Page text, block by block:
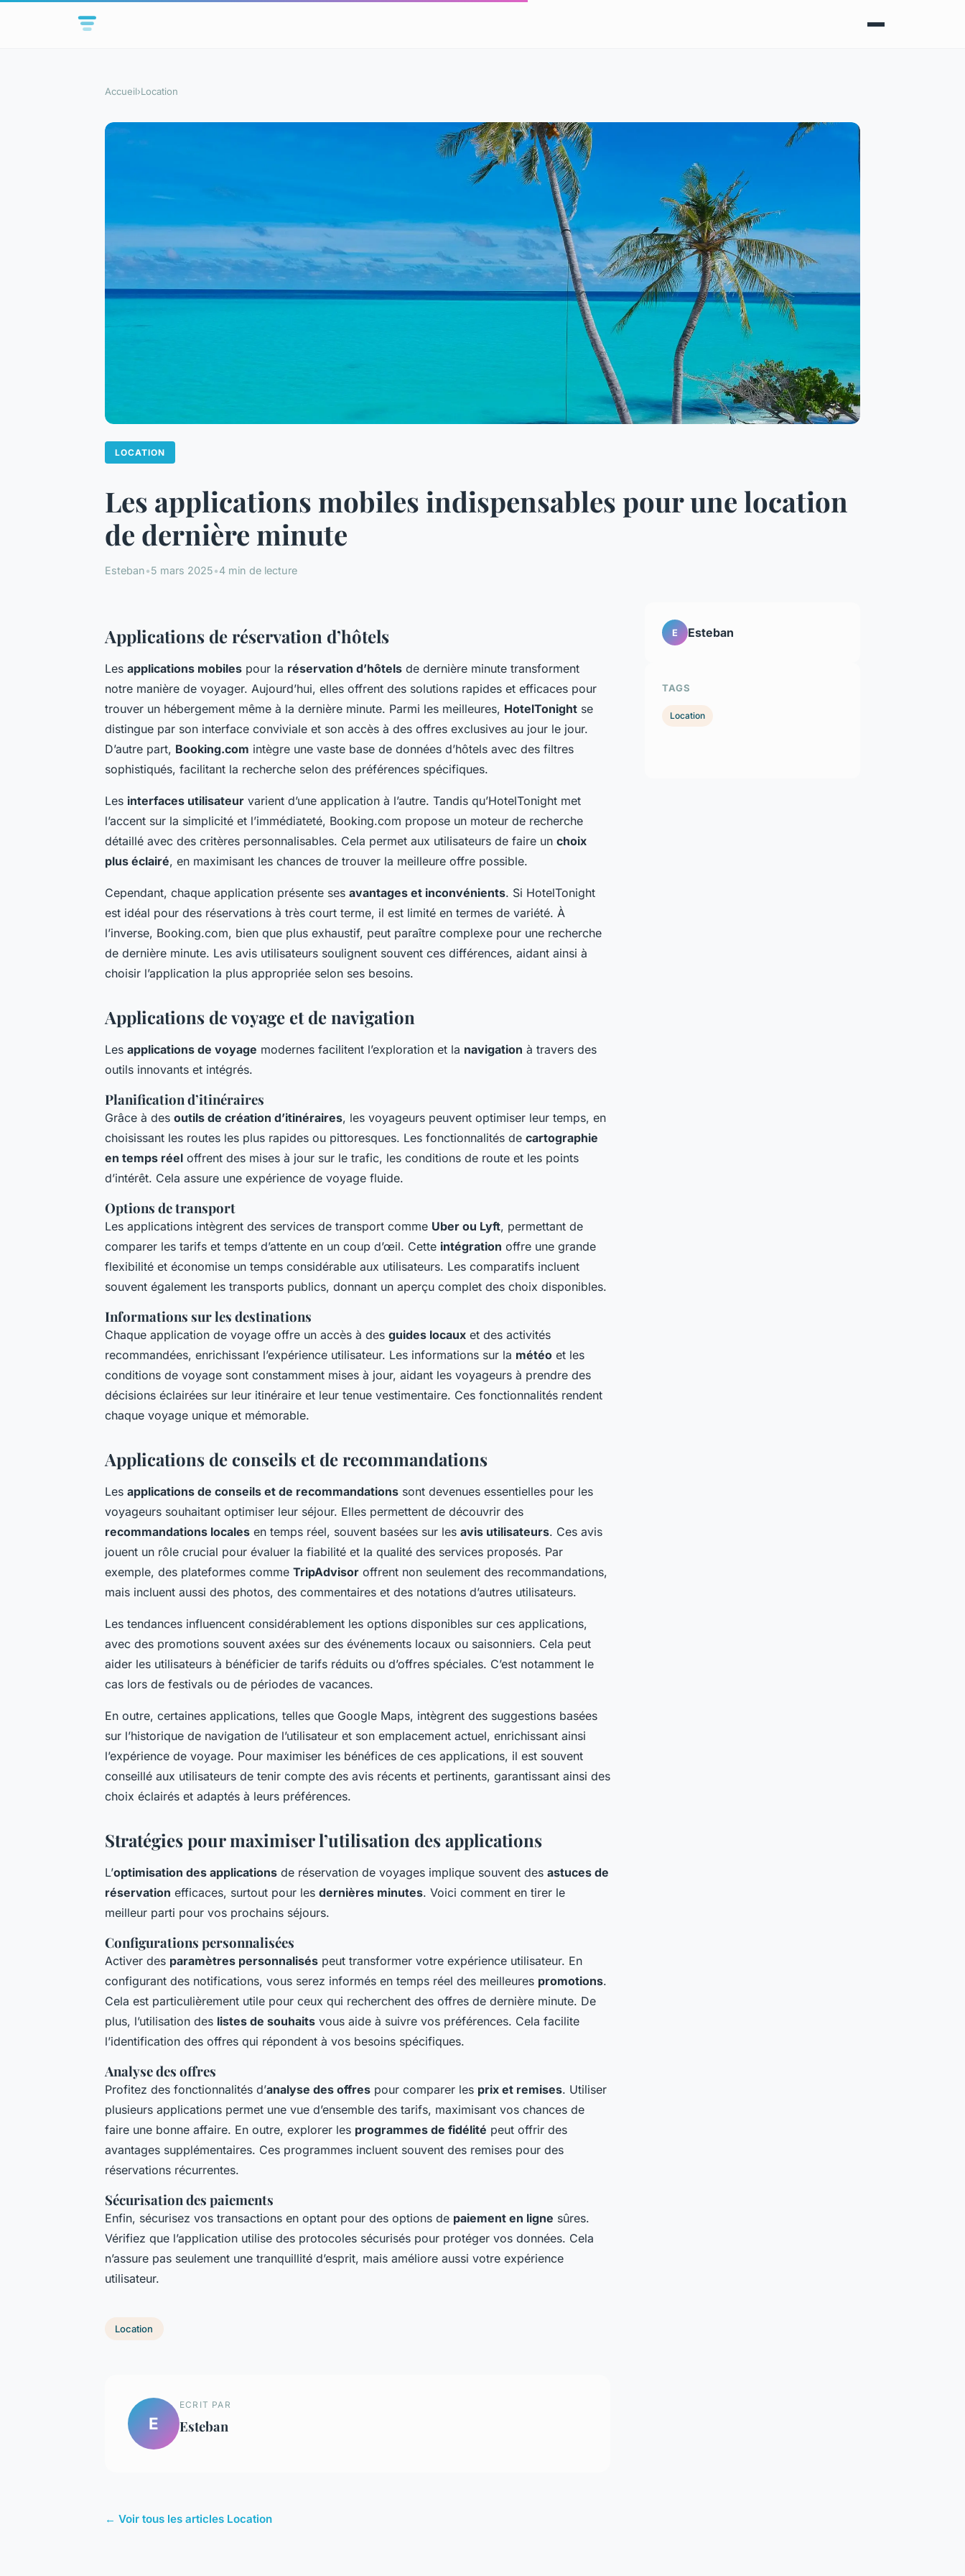
Accueil›Location
LOCATION
Les applications mobiles indispensables pour une location
de dernière minute
Esteban•5 mars 2025•4 min de lecture
Applications de réservation d’hôtels
Les applications mobiles pour la réservation d’hôtels de dernière minute transforment
notre manière de voyager. Aujourd’hui, elles offrent des solutions rapides et efficaces pour
trouver un hébergement même à la dernière minute. Parmi les meilleures, HotelTonight se
distingue par son interface conviviale et son accès à des offres exclusives au jour le jour.
D’autre part, Booking.com intègre une vaste base de données d’hôtels avec des filtres
sophistiqués, facilitant la recherche selon des préférences spécifiques.
Les interfaces utilisateur varient d’une application à l’autre. Tandis qu’HotelTonight met
l’accent sur la simplicité et l’immédiateté, Booking.com propose un moteur de recherche
détaillé avec des critères personnalisables. Cela permet aux utilisateurs de faire un choix
plus éclairé, en maximisant les chances de trouver la meilleure offre possible.
Cependant, chaque application présente ses avantages et inconvénients. Si HotelTonight
est idéal pour des réservations à très court terme, il est limité en termes de variété. À
l’inverse, Booking.com, bien que plus exhaustif, peut paraître complexe pour une recherche
de dernière minute. Les avis utilisateurs soulignent souvent ces différences, aidant ainsi à
choisir l’application la plus appropriée selon ses besoins.
Applications de voyage et de navigation
Les applications de voyage modernes facilitent l’exploration et la navigation à travers des
outils innovants et intégrés.
Planification d’itinéraires
Grâce à des outils de création d’itinéraires, les voyageurs peuvent optimiser leur temps, en
choisissant les routes les plus rapides ou pittoresques. Les fonctionnalités de cartographie
en temps réel offrent des mises à jour sur le trafic, les conditions de route et les points
d’intérêt. Cela assure une expérience de voyage fluide.
Options de transport
Les applications intègrent des services de transport comme Uber ou Lyft, permettant de
comparer les tarifs et temps d’attente en un coup d’œil. Cette intégration offre une grande
flexibilité et économise un temps considérable aux utilisateurs. Les comparatifs incluent
souvent également les transports publics, donnant un aperçu complet des choix disponibles.
Informations sur les destinations
Chaque application de voyage offre un accès à des guides locaux et des activités
recommandées, enrichissant l’expérience utilisateur. Les informations sur la météo et les
conditions de voyage sont constamment mises à jour, aidant les voyageurs à prendre des
décisions éclairées sur leur itinéraire et leur tenue vestimentaire. Ces fonctionnalités rendent
chaque voyage unique et mémorable.
Applications de conseils et de recommandations
Les applications de conseils et de recommandations sont devenues essentielles pour les
voyageurs souhaitant optimiser leur séjour. Elles permettent de découvrir des
recommandations locales en temps réel, souvent basées sur les avis utilisateurs. Ces avis
jouent un rôle crucial pour évaluer la fiabilité et la qualité des services proposés. Par
exemple, des plateformes comme TripAdvisor offrent non seulement des recommandations,
mais incluent aussi des photos, des commentaires et des notations d’autres utilisateurs.
Les tendances influencent considérablement les options disponibles sur ces applications,
avec des promotions souvent axées sur des événements locaux ou saisonniers. Cela peut
aider les utilisateurs à bénéficier de tarifs réduits ou d’offres spéciales. C’est notamment le
cas lors de festivals ou de périodes de vacances.
En outre, certaines applications, telles que Google Maps, intègrent des suggestions basées
sur l’historique de navigation de l’utilisateur et son emplacement actuel, enrichissant ainsi
l’expérience de voyage. Pour maximiser les bénéfices de ces applications, il est souvent
conseillé aux utilisateurs de tenir compte des avis récents et pertinents, garantissant ainsi des
choix éclairés et adaptés à leurs préférences.
Stratégies pour maximiser l’utilisation des applications
L’optimisation des applications de réservation de voyages implique souvent des astuces de
réservation efficaces, surtout pour les dernières minutes. Voici comment en tirer le
meilleur parti pour vos prochains séjours.
Configurations personnalisées
Activer des paramètres personnalisés peut transformer votre expérience utilisateur. En
configurant des notifications, vous serez informés en temps réel des meilleures promotions.
Cela est particulièrement utile pour ceux qui recherchent des offres de dernière minute. De
plus, l’utilisation des listes de souhaits vous aide à suivre vos préférences. Cela facilite
l’identification des offres qui répondent à vos besoins spécifiques.
Analyse des offres
Profitez des fonctionnalités d’analyse des offres pour comparer les prix et remises. Utiliser
plusieurs applications permet une vue d’ensemble des tarifs, maximisant vos chances de
faire une bonne affaire. En outre, explorer les programmes de fidélité peut offrir des
avantages supplémentaires. Ces programmes incluent souvent des remises pour des
réservations récurrentes.
Sécurisation des paiements
Enfin, sécurisez vos transactions en optant pour des options de paiement en ligne sûres.
Vérifiez que l’application utilise des protocoles sécurisés pour protéger vos données. Cela
n’assure pas seulement une tranquillité d’esprit, mais améliore aussi votre expérience
utilisateur.
Location
E
ECRIT PAR
Esteban
← Voir tous les articles Location
E Esteban
TAGS
Location